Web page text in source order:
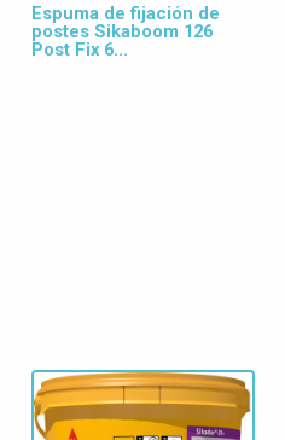
Espuma de fijación de
postes Sikaboom 126
Post Fix 6...